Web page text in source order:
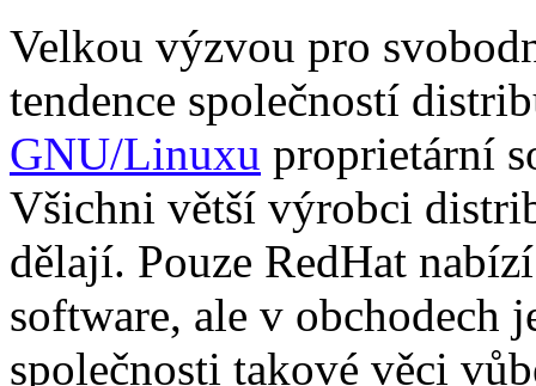
Velkou výzvou pro
tendence společností
GNU/Linuxu proprietární
Všichni větší výrobci
dělají. Pouze RedHat
software, ale v obchodech
společnosti takové věci